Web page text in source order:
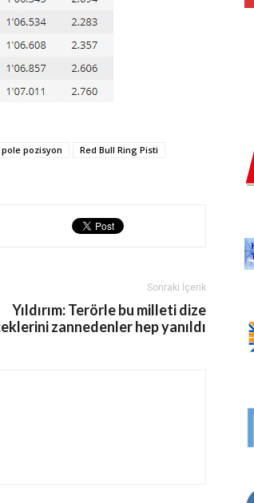
pole pozisyon
Red Bull Ring Pisti
Sonraki İçerik
Yıldırım: Terörle bu milleti dize
zannedenler hep yanıldı